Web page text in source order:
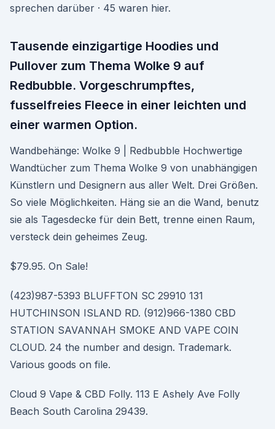
sprechen darüber · 45 waren hier.
Tausende einzigartige Hoodies und
Pullover zum Thema Wolke 9 auf
Redbubble. Vorgeschrumpftes,
fusselfreies Fleece in einer leichten und
einer warmen Option.
Wandbehänge: Wolke 9 | Redbubble Hochwertige
Wandtücher zum Thema Wolke 9 von unabhängigen
Künstlern und Designern aus aller Welt. Drei Größen.
So viele Möglichkeiten. Häng sie an die Wand, benutz
sie als Tagesdecke für dein Bett, trenne einen Raum,
versteck dein geheimes Zeug.
$79.95. On Sale!
(423)987-5393 BLUFFTON SC 29910 131
HUTCHINSON ISLAND RD. (912)966-1380 CBD
STATION SAVANNAH SMOKE AND VAPE COIN
CLOUD. 24 the number and design. Trademark.
Various goods on file.
Cloud 9 Vape & CBD Folly. 113 E Ashely Ave Folly
Beach South Carolina 29439.